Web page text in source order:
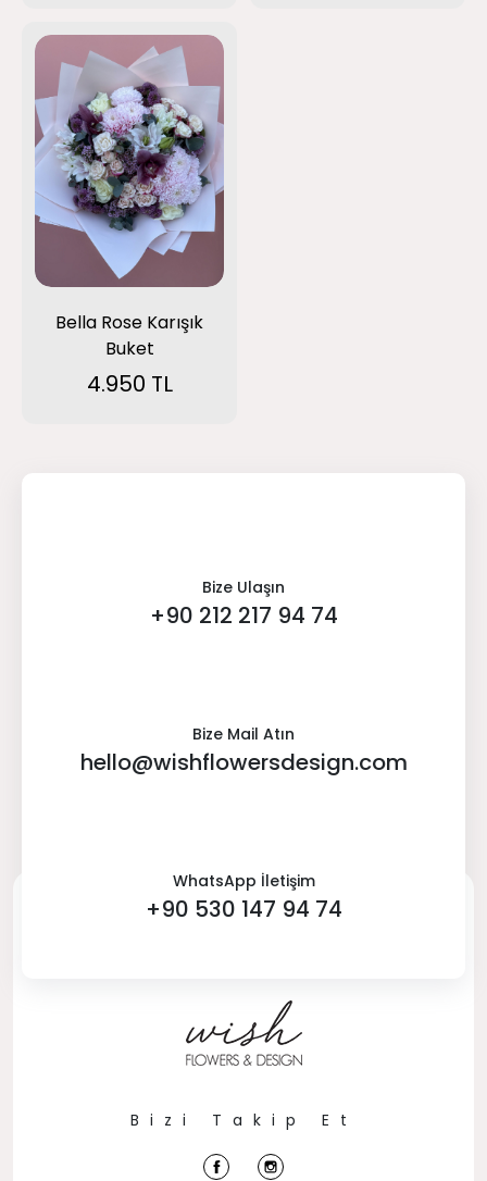
Bella Rose Karışık
Buket
4.950 TL
Bize Ulaşın
+90 212 217 94 74
Bize Mail Atın
hello@wishflowersdesign.com
WhatsApp İletişim
+90 530 147 94 74
Bizi Takip Et